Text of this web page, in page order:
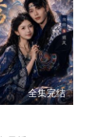
全集完结